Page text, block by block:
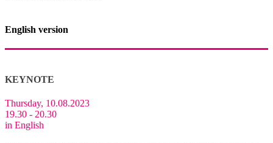
English version
KEYNOTE
Thursday, 10.08.2023
19.30 - 20.30
in English